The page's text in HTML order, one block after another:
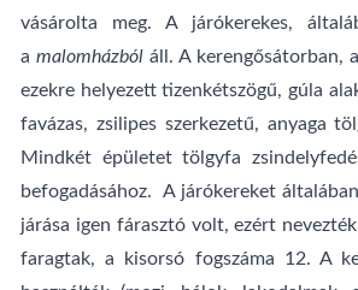
vásárolta meg. A járókerekes,
a malomházbóláll. A kerengősátorban,
ezekre helyezett tizenkétszögű, gúla
favázas, zsilipes szerkezetű, anyaga
Mindkét épületet tölgyfa
befogadásához. A járókereket
járása igen fárasztó volt, ezért
faragtak, a kisorsó fogszáma 12. A